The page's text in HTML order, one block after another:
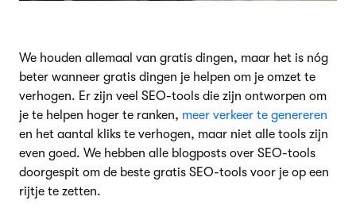
We houden allemaal van gratis dingen, maar het is nóg
beter wanneer gratis dingen je helpen om je omzet te
verhogen. Er zijn veel SEO-tools die zijn ontworpen om
je te helpen hoger te ranken, meer verkeer te genereren
en het aantal kliks te verhogen, maar niet alle tools zijn
even goed. We hebben alle blogposts over SEO-tools
doorgespit om de beste gratis SEO-tools voor je op een
rijtje te zetten.